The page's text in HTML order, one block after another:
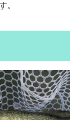
。